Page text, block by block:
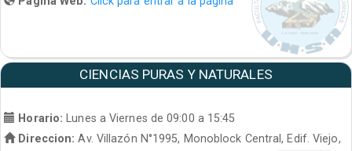
CIENCIAS PURAS Y NATURALES
Horario:
Lunes a Viernes de 09:00 a 15:45
Direccion: Av. Villazón N°1995, Monoblock Central, Edif. Viejo,